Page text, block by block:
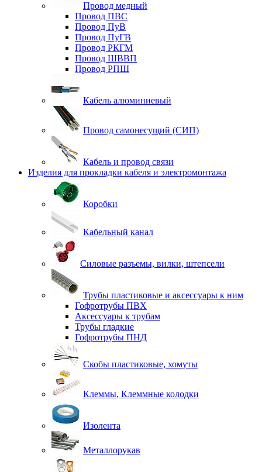
Провод медный
Провод ПВС
Провод ПуВ
Провод ПуГВ
Провод РКГМ
Провод ШВВП
Провод РПШ
Кабель алюминиевый
Провод самонесущий (СИП)
Кабель и провод связи
Изделия для прокладки кабеля и электромонтажа
Коробки
Кабельный канал
Силовые разъемы, вилки, штепсели
Трубы пластиковые и аксессуары к ним
Гофротрубы ПВХ
Аксессуары к трубам
Трубы гладкие
Гофротрубы ПНД
Скобы пластиковые, хомуты
Клеммы, Клеммные колодки
Изолента
Металлорукав